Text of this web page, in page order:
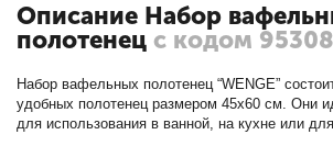
Описание Набор
полотенец с кодом
Набор вафельных полотенец “WENGE”
удобных полотенец размером 45x60 см. Они
для использования в ванной, на кухне или